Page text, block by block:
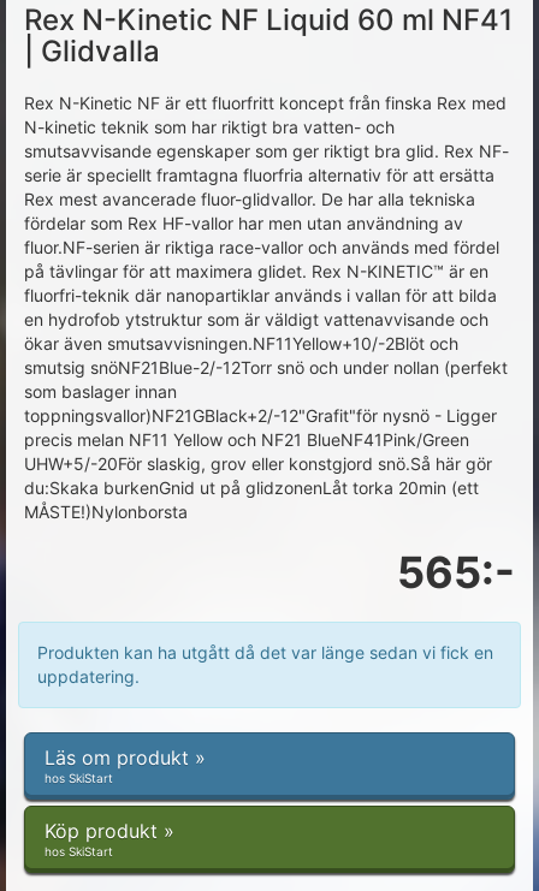
Rex N-Kinetic NF Liquid 60 ml NF41
| Glidvalla
Rex N-Kinetic NF är ett fluorfritt koncept från finska Rex med
N-kinetic teknik som har riktigt bra vatten- och
smutsavvisande egenskaper som ger riktigt bra glid. Rex NF-
serie är speciellt framtagna fluorfria alternativ för att ersätta
Rex mest avancerade fluor-glidvallor. De har alla tekniska
fördelar som Rex HF-vallor har men utan användning av
fluor.NF-serien är riktiga race-vallor och används med fördel
på tävlingar för att maximera glidet. Rex N-KINETIC™ är en
fluorfri-teknik där nanopartiklar används i vallan för att bilda
en hydrofob ytstruktur som är väldigt vattenavvisande och
ökar även smutsavvisningen.NF11Yellow+10/-2Blöt och
smutsig snöNF21Blue-2/-12Torr snö och under nollan (perfekt
som baslager innan
toppningsvallor)NF21GBlack+2/-12"Grafit"för nysnö - Ligger
precis melan NF11 Yellow och NF21 BlueNF41Pink/Green
UHW+5/-20För slaskig, grov eller konstgjord snö.Så här gör
du:Skaka burkenGnid ut på glidzonenLåt torka 20min (ett
MÅSTE!)Nylonborsta
565:-
Produkten kan ha utgått då det var länge sedan vi fick en
uppdatering.
Läs om produkt »
hos SkiStart
Köp produkt »
hos SkiStart